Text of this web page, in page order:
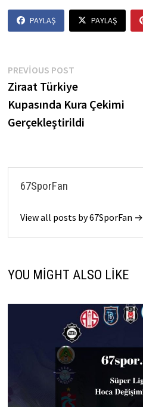
PAYLAŞ PAYLAŞ
Yazı
gezinmesi
PREVIOUS POSTPrevious
post:
Ziraat Türkiye
Kupasında Kura Çekimi
Gerçekleştirildi
67SporFan
View all posts by 67SporFan →
YOU MIGHT ALSO LIKE